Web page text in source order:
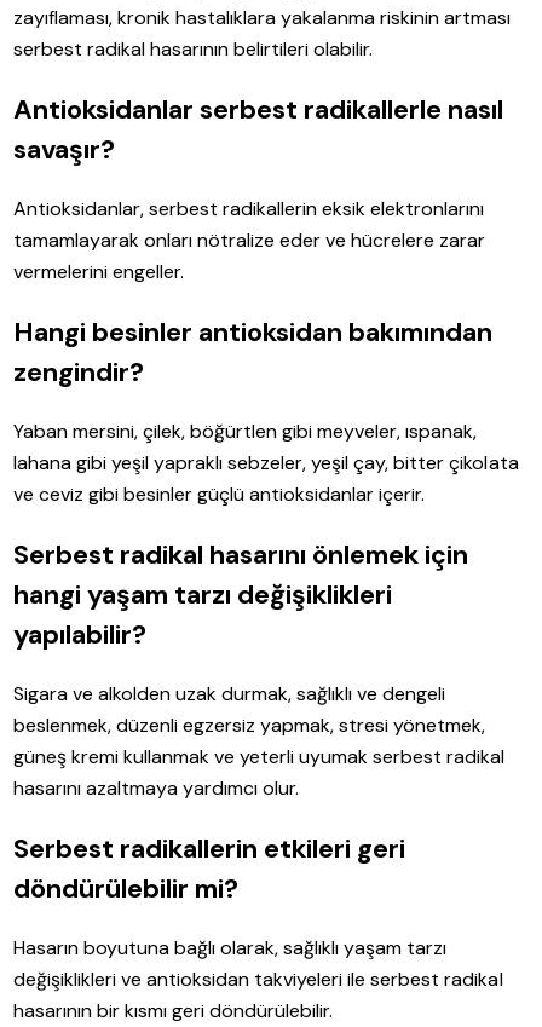
zayıflaması, kronik hastalıklara yakalanma riskinin artması
serbest radikal hasarının belirtileri olabilir.
Antioksidanlar serbest radikallerle nasıl
savaşır?
Antioksidanlar, serbest radikallerin eksik elektronlarını
tamamlayarak onları nötralize eder ve hücrelere zarar
vermelerini engeller.
Hangi besinler antioksidan bakımından
zengindir?
Yaban mersini, çilek, böğürtlen gibi meyveler, ıspanak,
lahana gibi yeşil yapraklı sebzeler, yeşil çay, bitter çikolata
ve ceviz gibi besinler güçlü antioksidanlar içerir.
Serbest radikal hasarını önlemek için
hangi yaşam tarzı değişiklikleri
yapılabilir?
Sigara ve alkolden uzak durmak, sağlıklı ve dengeli
beslenmek, düzenli egzersiz yapmak, stresi yönetmek,
güneş kremi kullanmak ve yeterli uyumak serbest radikal
hasarını azaltmaya yardımcı olur.
Serbest radikallerin etkileri geri
döndürülebilir mi?
Hasarın boyutuna bağlı olarak, sağlıklı yaşam tarzı
değişiklikleri ve antioksidan takviyeleri ile serbest radikal
hasarının bir kısmı geri döndürülebilir.